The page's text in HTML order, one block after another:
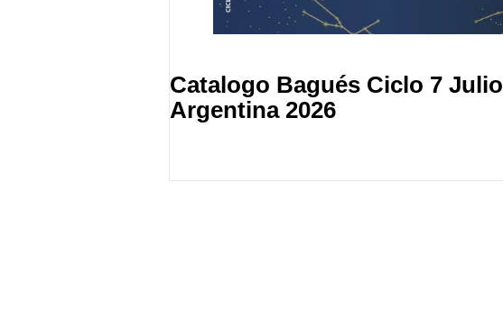
Catalogo Bagués Ciclo 7 Julio
Argentina 2026